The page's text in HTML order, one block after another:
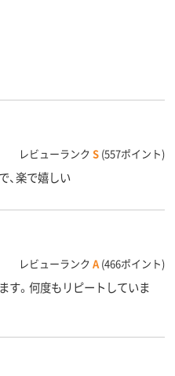
レビューランク S (557ポイント)
、楽で嬉しい
レビューランク A (466ポイント)
す。何度もリピートしていま